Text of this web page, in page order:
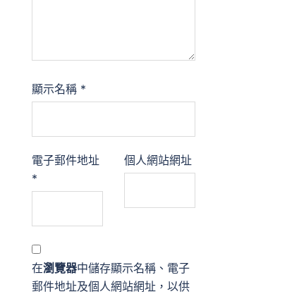
顯示名稱 *
電子郵件地址
*
個人網站網址
在瀏覽器中儲存顯示名稱、電子
郵件地址及個人網站網址，以供